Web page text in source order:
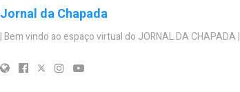
Jornal da Chapada
| Bem vindo ao espaço virtual do JORNAL DA CHAPADA |